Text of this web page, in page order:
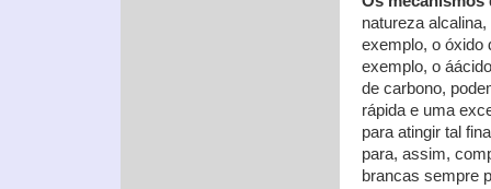
natureza
exemplo, o óxido
exemplo, o
de carbono,
rápida e uma
para atingir tal
para, assim,
brancas sempre